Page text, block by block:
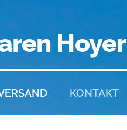
Hoyer
KONTAKT